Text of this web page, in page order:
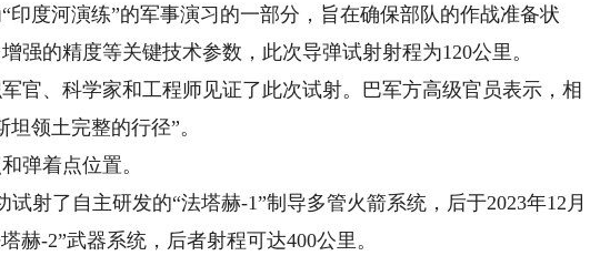
印度河演练”的军事演习的一部分，旨在确保部队的作战准备状
强的精度等关键技术参数，此次导弹试射射程为120公里。
、科学家和工程师见证了此次试射。巴军方高级官员表示，相
领土完整的行径”。
着点位置。
射了自主研发的“法塔赫-1”制导多管火箭系统，后于2023年12月
赫-2”武器系统，后者射程可达400公里。